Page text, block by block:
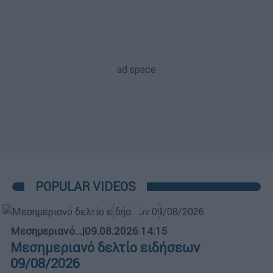
POPULAR VIDEOS
Μεσημεριανό...|09.08.2026 14:15
Μεσημεριανό δελτίο ειδήσεων
09/08/2026